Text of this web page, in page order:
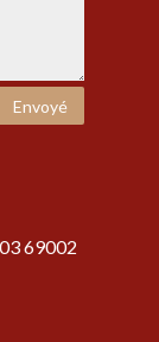
Envoyé
69002